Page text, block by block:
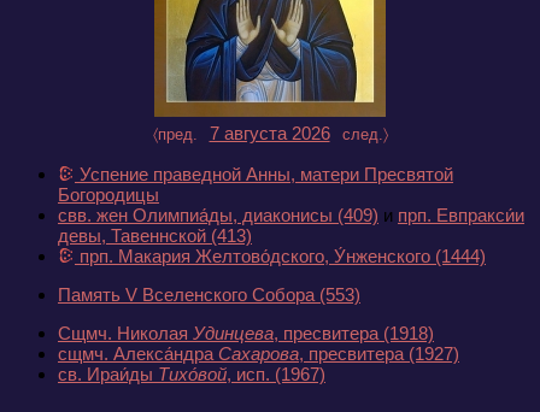
〈пред. 7 августа 2026 след.〉
Успение праведной Анны, матери Пресвятой
Богородицы
свв. жен Олимпиа́ды, диаконисы (409) и прп. Евпракси́и
девы, Тавеннской (413)
прп. Макария Желтово́дского, У́нженского (1444)
Память V Вселенского Собора (553)
Сщмч. Николая Удинцева, пресвитера (1918)
сщмч. Алекса́ндра Сахарова, пресвитера (1927)
св. Ираи́ды Тихо́вой, исп. (1967)